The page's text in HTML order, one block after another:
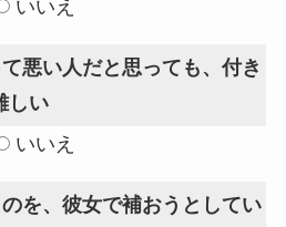
いいえ
悪い人だと思っても、付き
しい
いいえ
を、彼女で補おうとしてい